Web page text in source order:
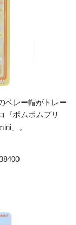
ベレー帽がトレー
『ポムポムプリ
」。